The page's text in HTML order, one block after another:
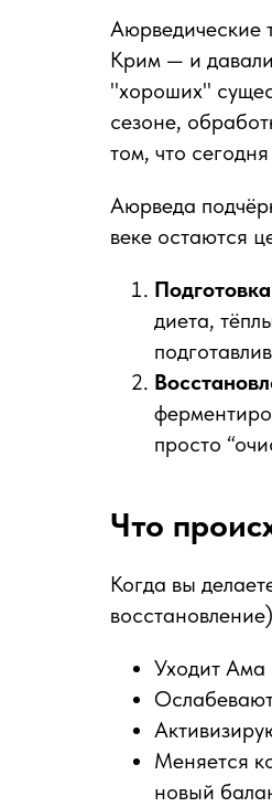
Аюрведические
Крим — и давали
"хороших"
сезоне,
том, что
Аюрведа
веке остаются
диета,
просто
Что
Когда вы
Уходит Ама
Меняется
новый